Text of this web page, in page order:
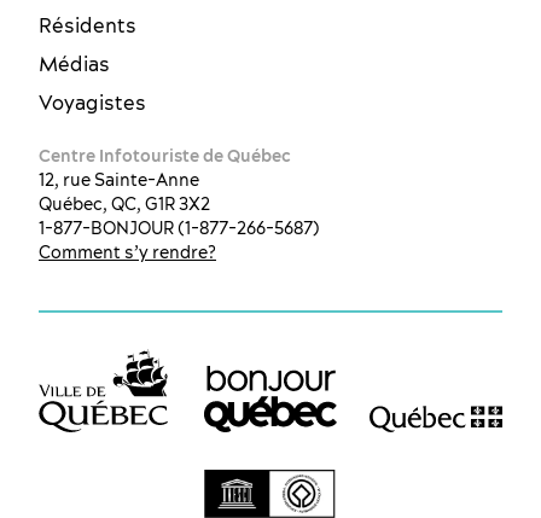
Résidents
Médias
Voyagistes
Centre Infotouriste de Québec
12, rue Sainte-Anne
Québec, QC, G1R 3X2
1-877-BONJOUR (1-877-266-5687)
Comment s’y rendre?